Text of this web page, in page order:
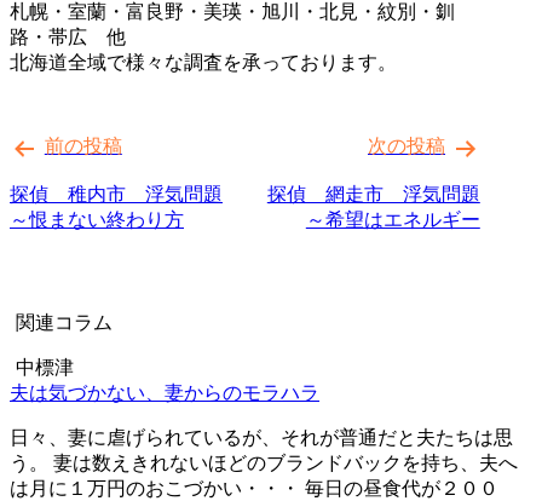
札幌・室蘭・富良野・美瑛・旭川・北見・紋別・釧
路・帯広 他
北海道全域で様々な調査を承っております。
稿
ナ
ビ
ー
ョ
ン
前の投稿
探偵 稚内市 浮気問題
～恨まない終わり方
次の投稿
探偵 網走市 浮気問題
～希望はエネルギー
関連コラム
中標津
夫は気づかない、妻からのモラハラ
日々、妻に虐げられているが、それが普通だと夫たちは思
う。 妻は数えきれないほどのブランドバックを持ち、夫へ
は月に１万円のおこづかい・・・ 毎日の昼食代が２００